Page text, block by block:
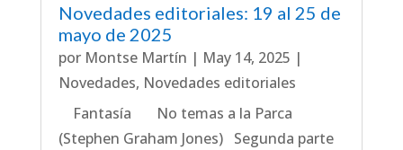
Novedades editoriales: 19 al 25 de
mayo de 2025
por Montse Martín | May 14, 2025 |
Novedades, Novedades editoriales
Fantasía No temas a la Parca
(Stephen Graham Jones) Segunda parte